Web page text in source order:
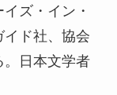
ズ・イン・
ド社、協会
。日本文学者